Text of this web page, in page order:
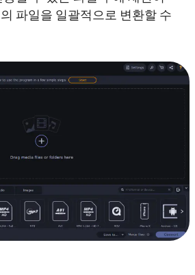
파일을 일괄적으로 변환할 수